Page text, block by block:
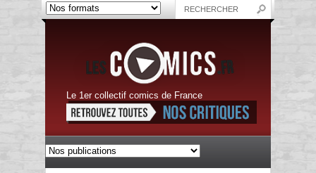
Le 1er collectif comics de France